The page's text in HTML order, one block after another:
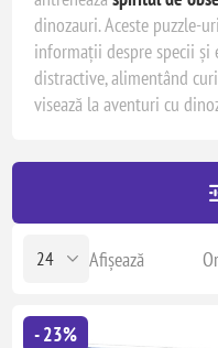
dinozauri. Aceste puzzle-
informații despre specii și
distractive, alimentând
visează la aventuri cu
Afișează
- 23%